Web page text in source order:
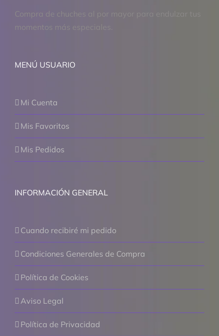
Compra de chuches al por mayor para endulzar tus
momentos más especiales.
MENÚ USUARIO
Mi Cuenta
Mis Favoritos
Mis Pedidos
INFORMACIÓN GENERAL
Cuando recibiré mi pedido
Condiciones Generales de Compra
Política de Cookies
Aviso Legal
Política de Privacidad